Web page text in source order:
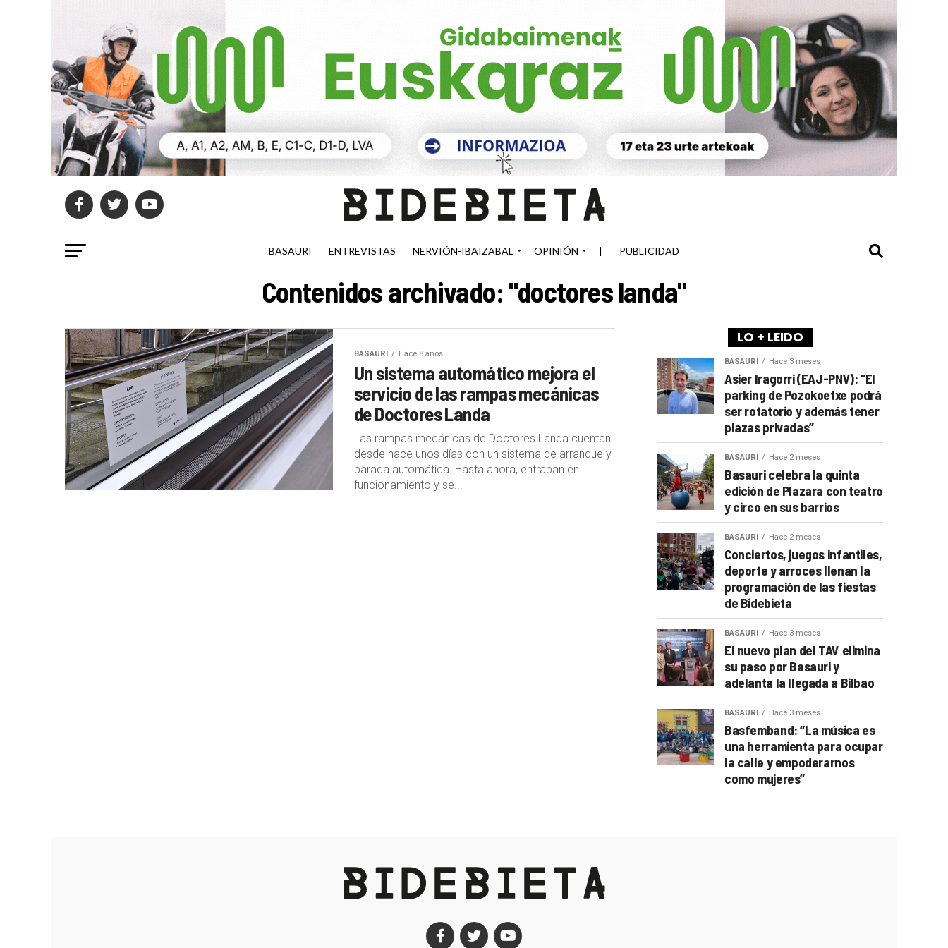
BASAURI ENTREVISTAS NERVIÓN-IBAIZABAL OPINIÓN | PUBLICIDAD
Contenidos archivado: "doctores landa"
BASAURI Hace 8 años
Un sistema automático mejora el
servicio de las rampas mecánicas
de Doctores Landa
Las rampas mecánicas de Doctores Landa cuentan
desde hace unos días con un sistema de arranque y
parada automática. Hasta ahora, entraban en
funcionamiento y se...
LO + LEIDO
BASAURI Hace 3 meses
Asier Iragorri (EAJ-PNV): “El
parking de Pozokoetxe podrá
ser rotatorio y además tener
plazas privadas”
BASAURI Hace 2 meses
Basauri celebra la quinta
edición de Plazara con teatro
y circo en sus barrios
BASAURI Hace 2 meses
Conciertos, juegos infantiles,
deporte y arroces llenan la
programación de las fiestas
de Bidebieta
BASAURI Hace 3 meses
El nuevo plan del TAV elimina
su paso por Basauri y
adelanta la llegada a Bilbao
BASAURI Hace 3 meses
Basfemband: “La música es
una herramienta para ocupar
la calle y empoderarnos
como mujeres”